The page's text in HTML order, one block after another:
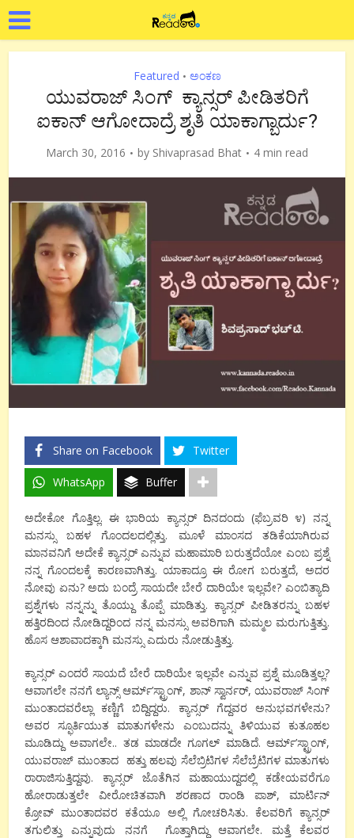
Featured • ಅಂಕಣ
ಯುವರಾಜ್ ಸಿಂಗ್ ಕ್ಯಾನ್ಸರ್ ಪೀಡಿತರಿಗೆ
ಐಕಾನ್ ಆಗೋದಾದ್ರೆ ಶೃತಿ ಯಾಕಾಗ್ಬಾರ್ದು?
March 30, 2016 by Shivaprasad Bhat 4 min read
Share on Facebook Twitter
WhatsApp Buffer
ಅದೇಕೋ ಗೊತ್ತಿಲ್ಲ. ಈ ಭಾರಿಯ ಕ್ಯಾನ್ಸರ್ ದಿನದಂದು (ಫೆಬ್ರವರಿ ೪) ನನ್ನ
ಮನಸ್ಸು ಬಹಳ ಗೊಂದಲದಲ್ಲಿತ್ತು. ಮೂಳೆ ಮಾಂಸದ ತಡಿಕೆಯಾಗಿರುವ
ಮಾನವನಿಗೆ ಅದೇಕೆ ಕ್ಯಾನ್ಸರ್ ಎನ್ನುವ ಮಹಾಮಾರಿ ಬರುತ್ತದೆಯೋ ಎಂಬ ಪ್ರಶ್ನೆ
ನನ್ನ ಗೊಂದಲಕ್ಕೆ ಕಾರಣವಾಗಿತ್ತು. ಯಾಕಾದ್ರೂ ಈ ರೋಗ ಬರುತ್ತದೆ, ಅದರ
ನೋವು ಏನು? ಅದು ಬಂದ್ರೆ ಸಾಯದೇ ಬೇರೆ ದಾರಿಯೇ ಇಲ್ಲವೇ? ಎಂಬಿತ್ಯಾದಿ
ಪ್ರಶ್ನೆಗಳು ನನ್ನನ್ನು ತೊಯ್ದು ತೊಪ್ಪೆ ಮಾಡಿತ್ತು. ಕ್ಯಾನ್ಸರ್ ಪೀಡಿತರನ್ನು ಬಹಳ
ಹತ್ತಿರದಿಂದ ನೋಡಿದ್ದರಿಂದ ನನ್ನ ಮನಸ್ಸು ಅವರಿಗಾಗಿ ಮಮ್ಮಲ ಮರುಗುತ್ತಿತ್ತು.
ಹೊಸ ಆಶಾವಾದಕ್ಕಾಗಿ ಮನಸ್ಸು ಎದುರು ನೋಡುತ್ತಿತ್ತು.
ಕ್ಯಾನ್ಸರ್ ಎಂದರೆ ಸಾಯದೆ ಬೇರೆ ದಾರಿಯೇ ಇಲ್ಲವೇ ಎನ್ನುವ ಪ್ರಶ್ನೆ ಮೂಡಿತ್ತಲ್ಲ?
ಆವಾಗಲೇ ನನಗೆ ಲ್ಯಾನ್ಸ್ ಆರ್ಮ್’ಸ್ಟ್ರಾಂಗ್, ಶಾನ್ ಸ್ವಾರ್ನರ್, ಯುವರಾಜ್ ಸಿಂಗ್
ಮುಂತಾದವರೆಲ್ಲಾ ಕಣ್ಣಿಗೆ ಬಿದ್ದಿದ್ದರು. ಕ್ಯಾನ್ಸರ್ ಗೆದ್ದವರ ಅನುಭವಗಳೇನು?
ಅವರ ಸ್ಫೂರ್ತಿಯುತ ಮಾತುಗಳೇನು ಎಂಬುದನ್ನು ತಿಳಿಯುವ ಕುತೂಹಲ
ಮೂಡಿದ್ದು ಅವಾಗಲೇ.. ತಡ ಮಾಡದೇ ಗೂಗಲ್ ಮಾಡಿದೆ. ಆರ್ಮ್’ಸ್ಟ್ರಾಂಗ್,
ಯುವರಾಜ್ ಮುಂತಾದ ಹತ್ತು ಹಲವು ಸೆಲೆಬ್ರಿಟಿಗಳ ಸೆಲೆಬ್ರೆಟಿಗಳ ಮಾತುಗಳು
ರಾರಾಜಿಸುತ್ತಿದ್ದವು. ಕ್ಯಾನ್ಸರ್ ಜೊತೆಗಿನ ಮಹಾಯುದ್ದದಲ್ಲಿ ಕಡೇಯವರೆಗೂ
ಹೋರಾಡುತ್ತಲೇ ವೀರೋಚಿತವಾಗಿ ಶರಣಾದ ರಾಂಡಿ ಪಾಶ್, ಮಾರ್ಟಿನ್
ಕ್ರೋವ್ ಮುಂತಾದವರ ಕತೆಯೂ ಅಲ್ಲಿ ಗೋಚರಿಸಿತು. ಕೆಲವರಿಗೆ ಕ್ಯಾನ್ಸರ್
ತಗುಲಿತ್ತು ಎನ್ನುವುದು ನನಗೆ ಗೊತ್ತಾಗಿದ್ದು ಆವಾಗಲೇ. ಮತ್ತೆ ಕೆಲವರ